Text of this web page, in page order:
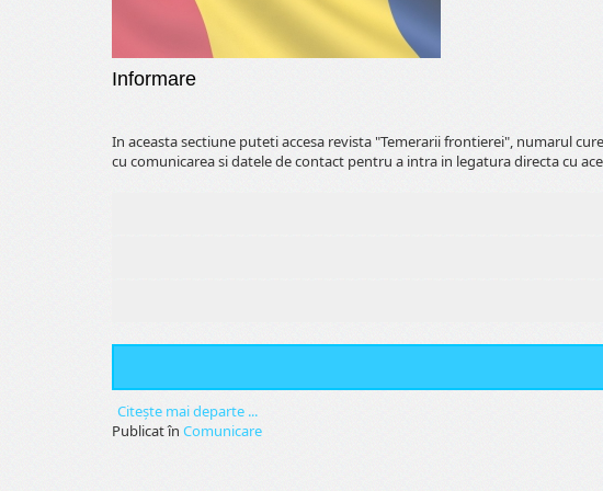
Informare
In aceasta sectiune puteti accesa revista "Temerarii frontierei", numarul
cu comunicarea si datele de contact pentru a intra in legatura directa cu
Citeşte mai departe ...
Publicat în Comunicare